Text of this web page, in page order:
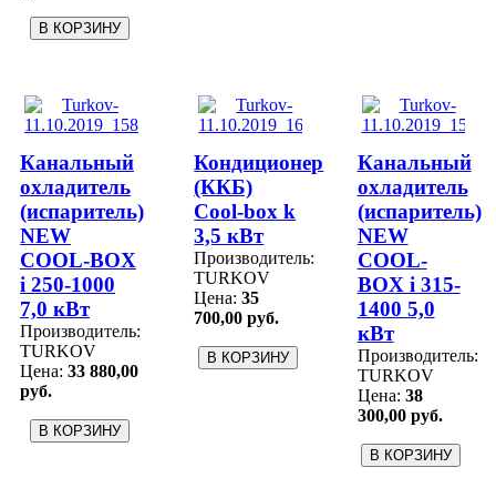
Канальный
охладитель
(испаритель)
NEW
COOL-BOX
i 250-1000
7,0 кВт
Производитель:
TURKOV
Цена: 33 880,00
руб.
Кондиционер
(ККБ)
Cool-box k
3,5 кВт
Производитель:
TURKOV
Цена:35
700,00 руб.
Канальный
охладитель
(испаритель)
NEW
COOL-
BOX i 315-
1400 5,0
кВт
Производитель:
TURKOV
Цена: 38
300,00 руб.